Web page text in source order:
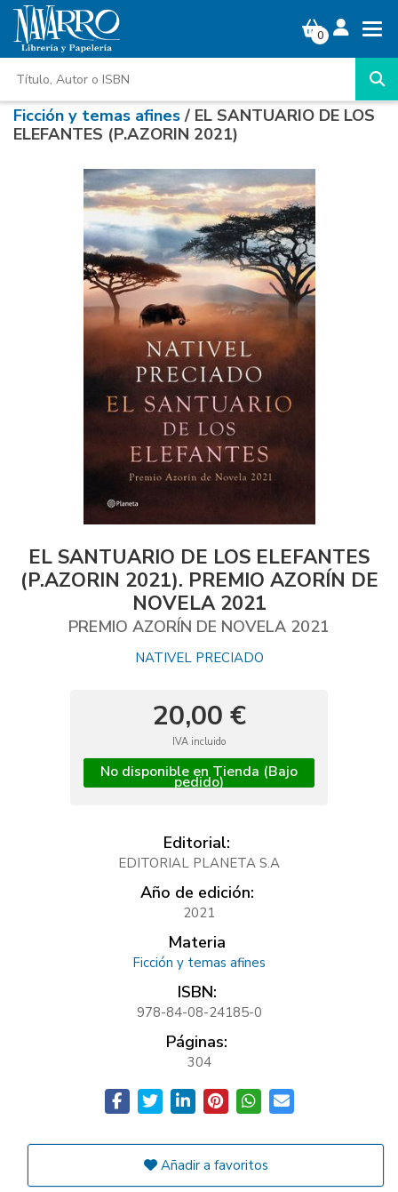
0
Ficción y temas afines/ EL SANTUARIO DE LOS
ELEFANTES (P.AZORIN 2021)
EL SANTUARIO DE LOS ELEFANTES
(P.AZORIN 2021). PREMIO AZORÍN DE
NOVELA 2021
PREMIO AZORÍN DE NOVELA 2021
NATIVEL PRECIADO
20,00 €
IVA incluido
No disponible en Tienda (Bajo
pedido)
Editorial:
EDITORIAL PLANETA S.A
Año de edición:
2021
Materia
Ficción y temas afines
ISBN:
978-84-08-24185-0
Páginas:
304
Añadir a favoritos